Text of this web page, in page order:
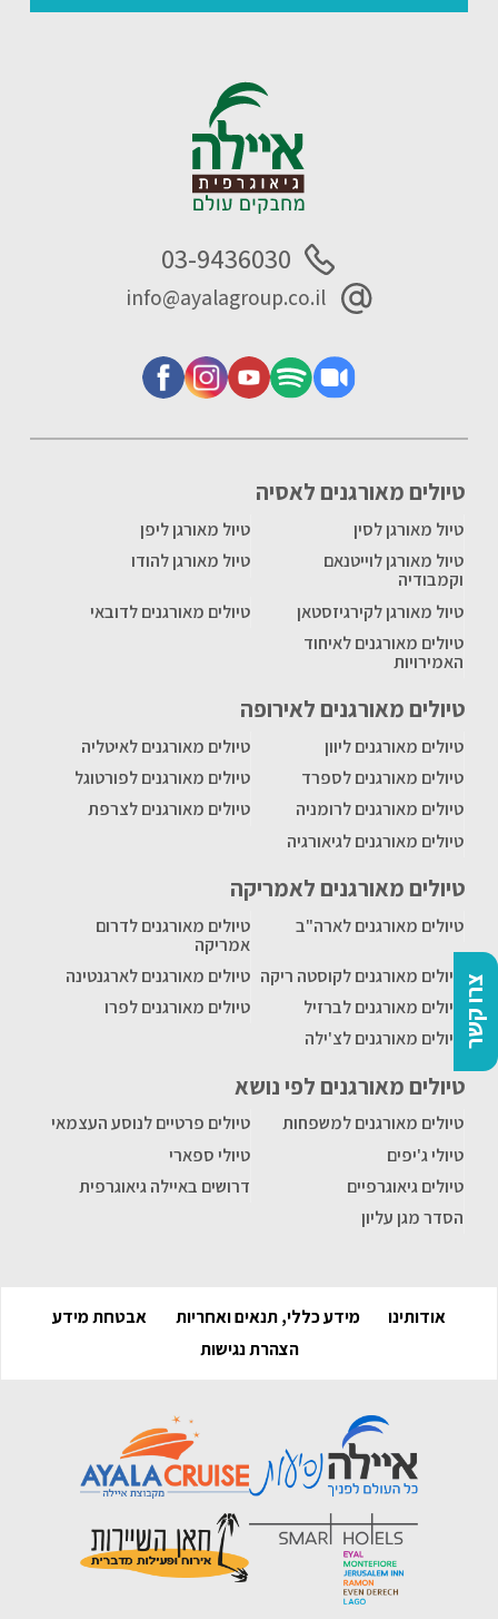
צרו קשר
טיולים מאורגנים לאסיה
טיול מאורגן לסין
טיול מאורגן ליפן
טיול מאורגן לוייטנאם
וקמבודיה
טיול מאורגן להודו
טיול מאורגן לקירגיזסטאן
טיולים מאורגנים לדובאי
טיולים מאורגנים לאיחוד
האמירויות
טיולים מאורגנים לאירופה
טיולים מאורגנים ליוון
טיולים מאורגנים לאיטליה
טיולים מאורגנים לספרד
טיולים מאורגנים לפורטוגל
טיולים מאורגנים לרומניה
טיולים מאורגנים לצרפת
טיולים מאורגנים לגיאורגיה
טיולים מאורגנים לאמריקה
טיולים מאורגנים לארה"ב
טיולים מאורגנים לדרום
אמריקה
טיולים מאורגנים לקוסטה ריקה טיולים מאורגנים לארגנטינה
טיולים מאורגנים לברזיל
טיולים מאורגנים לפרו
טיולים מאורגנים לצ'ילה
טיולים מאורגנים לפי נושא
טיולים מאורגנים למשפחות
טיולים פרטיים לנוסע העצמאי
טיולי ג'יפים
טיולי ספארי
טיולים גיאוגרפיים
דרושים באיילה גיאוגרפית
הסדר מגן עליון
03-9436030
info@ayalagroup.co.il
אודותינו מידע כללי, תנאים ואחריות
אבטחת מידע
הצהרת נגישות